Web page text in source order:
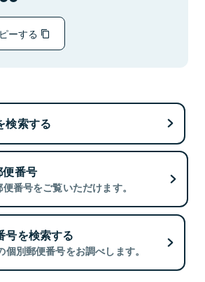
ーする
検索する
番号
番号をご覧いただけます。
号を検索する
別郵便番号をお調べします。